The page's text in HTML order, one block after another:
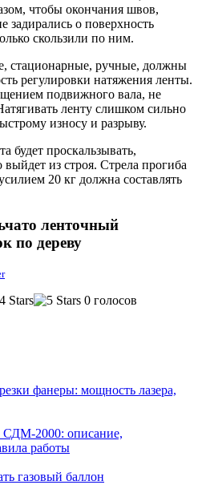
чтобы окончания швов,
задирались о поверхность
скользили по ним.
стационарные, ручные, должны
регулировки натяжения ленты.
подвижного вала, не
ленту слишком сильно
износу и разрыву.
будет проскальзывать,
выйдет из строя. Стрела прогиба
20 кг должна составлять
ленточный
по дереву
0 голосов
фанеры: мощность лазера,
СДМ-2000: описание,
работы
газовый баллон